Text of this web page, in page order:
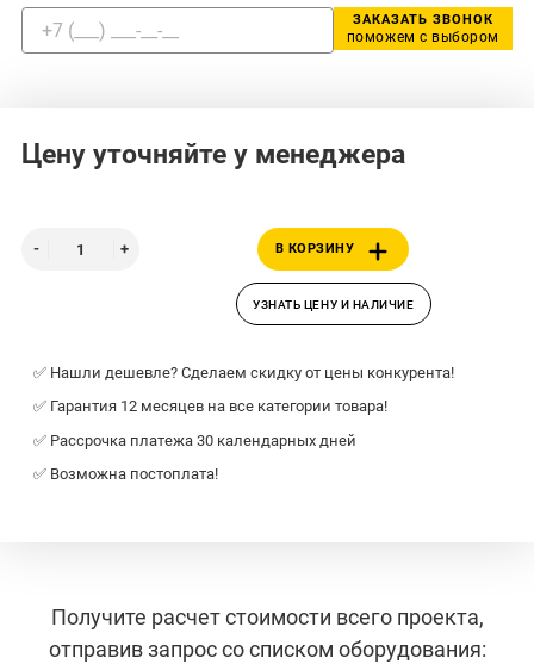
ЗАКАЗАТЬ ЗВОНОК
поможем с выбором
Цену уточняйте у менеджера
В КОРЗИНУ
УЗНАТЬ ЦЕНУ И НАЛИЧИЕ
✅ Нашли дешевле? Сделаем скидку от цены конкурента!
✅ Гарантия 12 месяцев на все категории товара!
✅ Рассрочка платежа 30 календарных дней
✅ Возможна постоплата!
Получите расчет стоимости всего проекта,
отправив запрос со списком оборудования: